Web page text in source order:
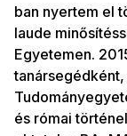
ban nyertem el
laude
Egyetemen.
és római